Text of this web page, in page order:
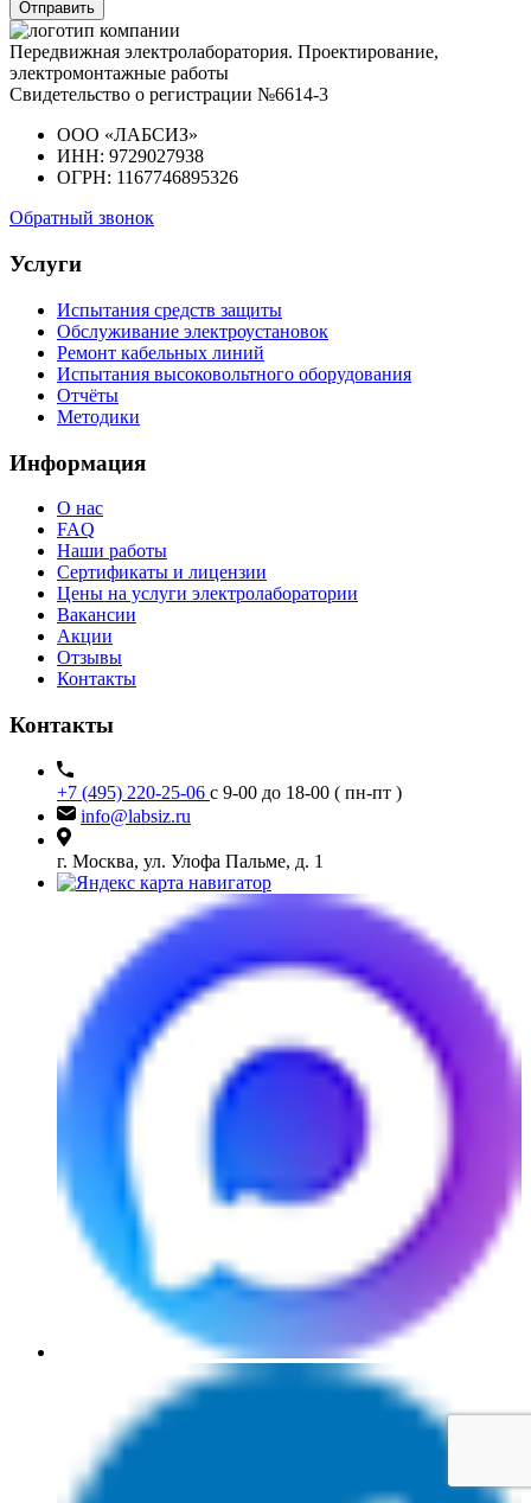
Отправить
Передвижная электролаборатория. Проектирование,
электромонтажные работы
Свидетельство о регистрации №6614-3
ООО «ЛАБСИЗ»
ИНН: 9729027938
ОГРН: 1167746895326
Обратный звонок
Услуги
Испытания средств защиты
Обслуживание электроустановок
Ремонт кабельных линий
Испытания высоковольтного оборудования
Отчёты
Методики
Информация
О нас
FAQ
Наши работы
Сертификаты и лицензии
Цены на услуги электролаборатории
Вакансии
Акции
Отзывы
Контакты
Контакты
+7 (495) 220-25-06 с 9-00 до 18-00 ( пн-пт )
info@labsiz.ru
г. Москва, ул. Улофа Пальме, д. 1